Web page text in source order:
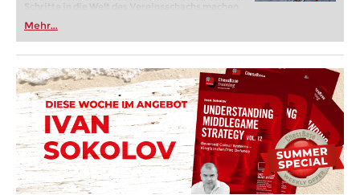
Schritte in die Welt des Vereinsschachs machen
oder bereits auf Turnierniveau spielen: Mit
FRITZ trainieren Sie effizienter, intelligenter und
individueller als je zuvor.
Mehr...